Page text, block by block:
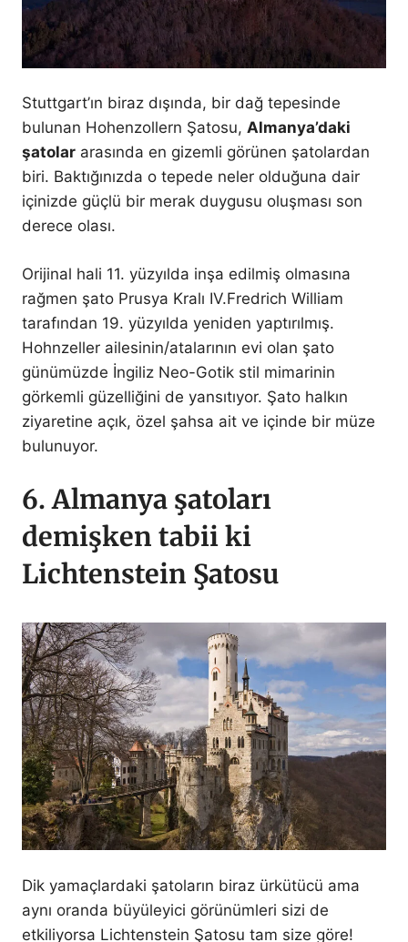
Stuttgart’ın biraz dışında, bir dağ tepesinde
bulunan Hohenzollern Şatosu, Almanya’daki
şatolar arasında en gizemli görünen şatolardan
biri. Baktığınızda o tepede neler olduğuna dair
içinizde güçlü bir merak duygusu oluşması son
derece olası.
Orijinal hali 11. yüzyılda inşa edilmiş olmasına
rağmen şato Prusya Kralı IV.Fredrich William
tarafından 19. yüzyılda yeniden yaptırılmış.
Hohnzeller ailesinin/atalarının evi olan şato
günümüzde İngiliz Neo-Gotik stil mimarinin
görkemli güzelliğini de yansıtıyor. Şato halkın
ziyaretine açık, özel şahsa ait ve içinde bir müze
bulunuyor.
6. Almanya şatoları
demişken tabii ki
Lichtenstein Şatosu
Dik yamaçlardaki şatoların biraz ürkütücü ama
aynı oranda büyüleyici görünümleri sizi de
etkiliyorsa Lichtenstein Şatosu tam size göre!